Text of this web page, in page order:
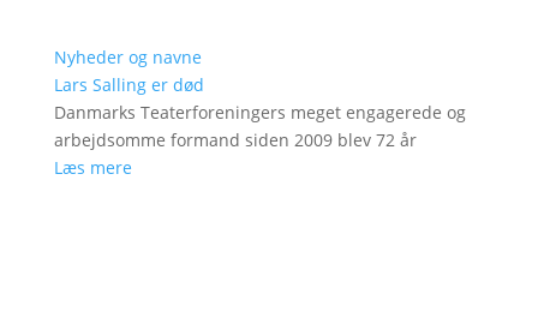
Nyheder og navne
Lars Salling er død
Danmarks Teaterforeningers meget engagerede og
arbejdsomme formand siden 2009 blev 72 år
Læs mere